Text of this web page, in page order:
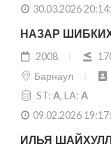
30.03.2026
НАЗАР
2008
Барнаул
ST: A, LA: A
09.02.2026
ИЛЬЯ